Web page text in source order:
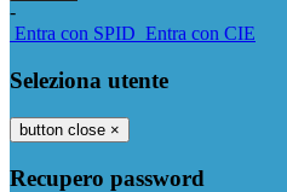
-
Entra con SPID Entra con CIE
Seleziona utente
button close ×
Recupero password